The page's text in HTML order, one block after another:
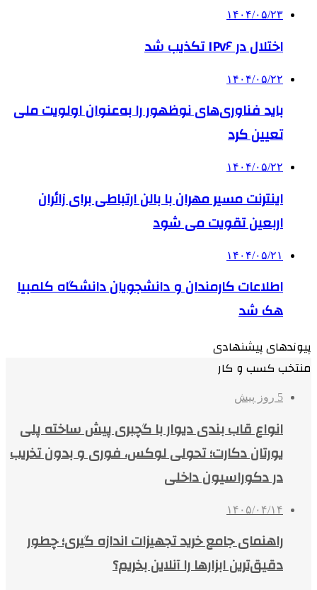
۱۴۰۴/۰۵/۲۳
اختلال در IPv۶ تکذیب شد
۱۴۰۴/۰۵/۲۲
باید فناوری‌های نوظهور را به‌عنوان اولویت ملی
تعیین کرد
۱۴۰۴/۰۵/۲۲
اینترنت مسیر مهران با بالن ارتباطی برای زائران
اربعین تقویت می شود
۱۴۰۴/۰۵/۲۱
اطلاعات کارمندان و دانشجویان دانشگاه کلمبیا
هک شد
پیوندهای پیشنهادی
منتخب کسب و کار
5 روز پیش
انواع قاب بندی دیوار با گچبری پیش ساخته پلی
یورتان دکارت؛ تحولی لوکس، فوری و بدون تخریب
در دکوراسیون داخلی
۱۴۰۵/۰۴/۱۴
راهنمای جامع خرید تجهیزات اندازه گیری؛ چطور
دقیق‌ترین ابزارها را آنلاین بخریم؟